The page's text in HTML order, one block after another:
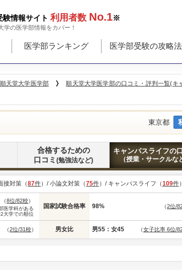
験情報サイト 利用者数 No.1※
学の医学部情報をカバー！
医学部ランキング 医学部受験の攻略法
順天堂大学医学部
順天堂大学医学部の口コミ・評判一覧(キ
東京都
合格するための
口コミ (勉強法など)
キャンパスライフの
（授業・サークルな
接対策（87件）/ 小論文対策（75件）/ キャンパスライフ（109件）
（8位/82校）
医学科がある
大学での順位
国家試験合格率 98% （2位/
（2位/31校） 男女比 男55：女45 （女子比率 6位/